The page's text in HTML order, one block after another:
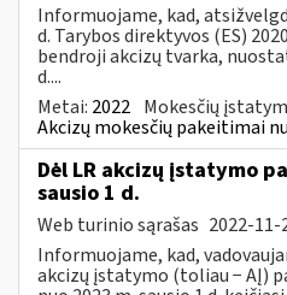
Informuojame, kad,
d. Tarybos direktyvos (ES)
bendroji akcizų tvarka,
d....
Metai: 2022 Mokesčių
Akcizų mokesčių pakeitimai
Dėl LR akcizų įstatymo
sausio 1 d.
Web turinio sąrašas 2022-11-
Informuojame, kad,
akcizų įstatymo (toliau − AĮ)